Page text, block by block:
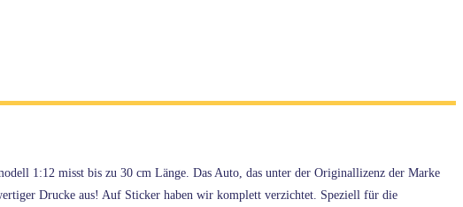
1:12 misst bis zu 30 cm Länge. Das Auto, das unter der Originallizenz der Marke
Drucke aus! Auf Sticker haben wir komplett verzichtet. Speziell für die